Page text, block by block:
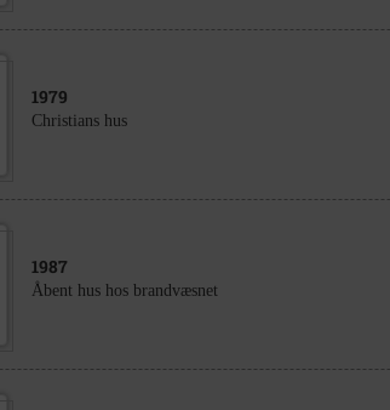
1979
Christians hus
1987
Åbent hus hos brandvæsnet